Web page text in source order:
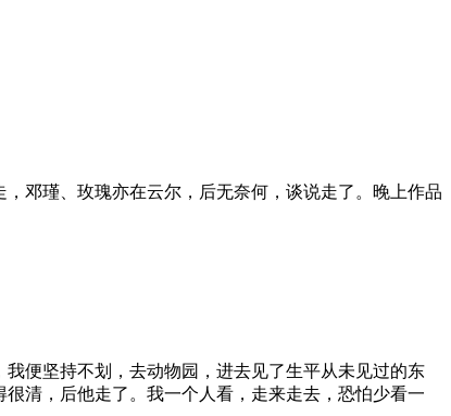
邓瑾、玫瑰亦在云尔，后无奈何，谈说走了。晚上作品
便坚持不划，去动物园，进去见了生平从未见过的东
清，后他走了。我一个人看，走来走去，恐怕少看一